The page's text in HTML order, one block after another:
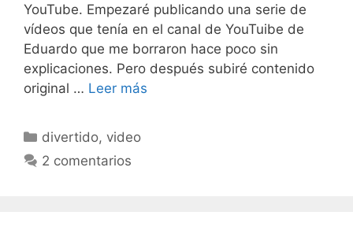
YouTube. Empezaré publicando una serie de
vídeos que tenía en el canal de YouTuibe de
Eduardo que me borraron hace poco sin
explicaciones. Pero después subiré contenido
original … Leer más
Categorías
divertido, video
2 comentarios